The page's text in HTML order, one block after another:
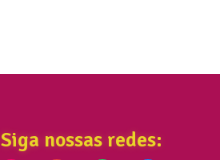
Siga nossas redes: